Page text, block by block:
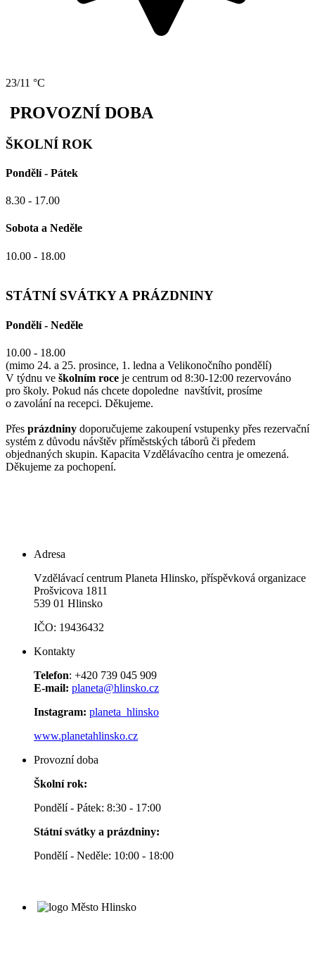
23/11 °C
PROVOZNÍ DOBA
ŠKOLNÍ ROK
Pondělí - Pátek
8.30 - 17.00
Sobota a Neděle
10.00 - 18.00
STÁTNÍ SVÁTKY A PRÁZDNINY
Pondělí - Neděle
10.00 - 18.00
(mimo 24. a 25. prosince, 1. ledna a Velikonočního pondělí)
V týdnu ve školním roce je centrum od 8:30-12:00 rezervováno
pro školy. Pokud nás chcete dopoledne navštívit, prosíme
o zavolání na recepci. Děkujeme.
Přes prázdniny doporučujeme zakoupení vstupenky přes rezervační
systém z důvodu návštěv příměstských táborů či předem
objednaných skupin. Kapacita Vzdělávacího centra je omezená.
Děkujeme za pochopení.
Adresa
Vzdělávací centrum Planeta Hlinsko, příspěvková organizace
Prošvicova 1811
539 01 Hlinsko
IČO: 19436432
Kontakty
Telefon: +420 739 045 909
E-mail: planeta@hlinsko.cz
Instagram: planeta_hlinsko
www.planetahlinsko.cz
Provozní doba
Školní rok:
Pondělí - Pátek: 8:30 - 17:00
Státní svátky a prázdniny:
Pondělí - Neděle: 10:00 - 18:00